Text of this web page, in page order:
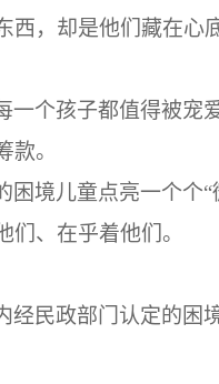
西，却是他们藏在心
一个孩子都值得被宠
。
困境儿童点亮一个个“
、在乎着他们。
经民政部门认定的困